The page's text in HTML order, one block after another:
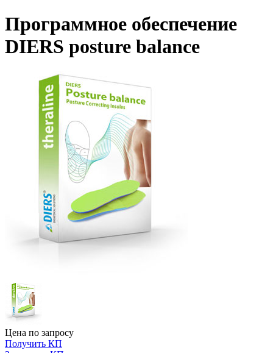
Программное обеспечение
DIERS posture balance
Цена по запросу
Получить КП